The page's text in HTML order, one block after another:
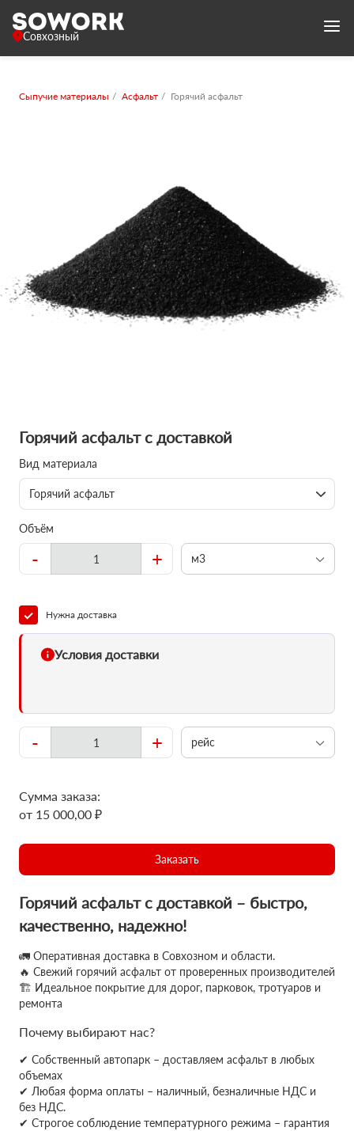
Совхозный
Сыпучие материалы Асфальт Горячий асфальт
Горячий асфальт с доставкой
Вид материала
Горячий асфальт
Объём
- + м3
Нужна доставка
Условия доставки
- + рейс
Сумма заказа:
от 15 000,00 ₽
Заказать
Горячий асфальт с доставкой – быстро,
качественно, надежно!
🚛 Оперативная доставка в Совхозном и области.
🔥 Свежий горячий асфальт от проверенных производителей
🏗 Идеальное покрытие для дорог, парковок, тротуаров и
ремонта
Почему выбирают нас?
✔ Собственный автопарк – доставляем асфальт в любых
объемах
✔ Любая форма оплаты – наличный, безналичные НДС и
без НДС.
✔ Строгое соблюдение температурного режима – гарантия